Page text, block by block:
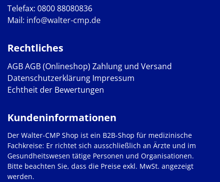
Telefax: 0800 88080836
Mail: info@walter-cmp.de
Rechtliches
AGBAGB (Onlineshop) Zahlung und Versand
Datenschutzerklärung Impressum
Echtheit der Bewertungen
Kundeninformationen
Der Walter-CMP Shop ist ein B2B-Shop für medizinische
Fachkreise: Er richtet sich ausschließlich an Ärzte und im
Gesundheitswesen tätige Personen und Organisationen.
Bitte beachten Sie, dass die Preise exkl. MwSt. angezeigt
werden.